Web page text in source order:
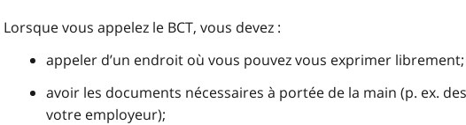
Lorsque vous appelez le BCT, vous devez :
appeler d’un endroit où vous pouvez vous exprimer librement;
avoir les documents nécessaires à portée de la main (p. ex.
votre employeur);